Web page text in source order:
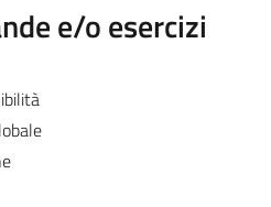
e/o esercizi